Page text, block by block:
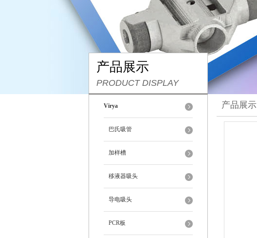
产品展示
PRODUCT DISPLAY
Virya
巴氏吸管
加样槽
移液器吸头
导电吸头
PCR板
产品展示